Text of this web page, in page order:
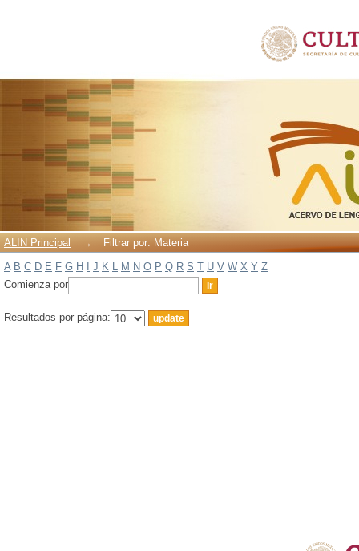
ALIN Principal →
Filtrar por: Materia
A B C D E F G H J K L M N O P Q R S T U V W X Y Z
Comienza por
Resultados por página: